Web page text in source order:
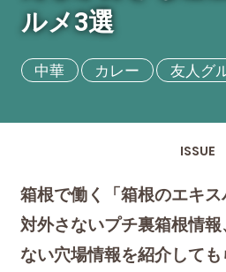
ルメ3選
中華 カレー 友人グ
ISSUE
箱根で働く「箱根のエキ
対外さないプチ裏箱根情
ない穴場情報を紹介して